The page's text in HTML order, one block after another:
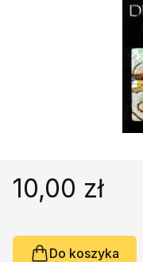
Książki obcojęzyczne
Poradniki,
Podręczniki szkolne
Promocja
10,00 zł
Do koszyka